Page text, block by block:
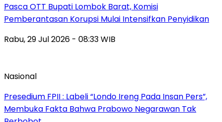
Pasca OTT Bupati Lombok Barat, Komisi
Pemberantasan Korupsi Mulai Intensifkan Penyidikan
Rabu, 29 Jul 2026 - 08:33 WIB
Nasional
Presedium FPII : Labeli “Londo Ireng Pada Insan Pers”,
Membuka Fakta Bahwa Prabowo Negarawan Tak